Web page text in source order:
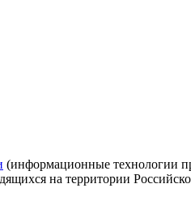
(информационные технологии
на территории